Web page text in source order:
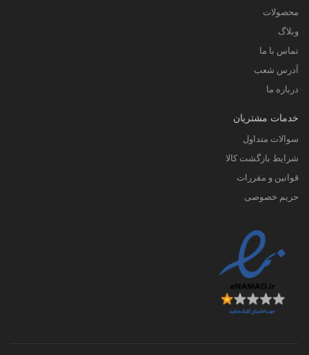
محصولات
وبلاگ
تماس با ما
آدرس شعب
درباره ما
خدمات مشتریان
سوالات متداول
شرایط بازگشت کالا
قوانین و مقررات
حریم خصوصی